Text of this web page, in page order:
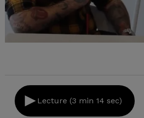
Lecture (3 min 14 sec)